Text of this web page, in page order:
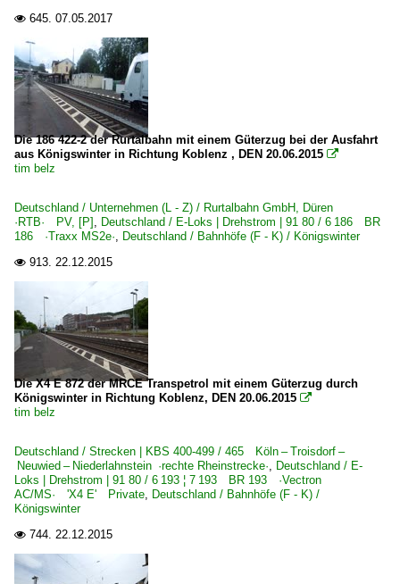
6 120 BR 120.1
6 152 BR 152 ·ES 64 F·
6 182 BR 182 ·ES 64 U2· Private
6 185 BR 185 ·Traxx AC1/2·
6 186 BR 186 ·Traxx MS2e·
6 187 BR 187 ·Traxx AC3·
E-Loks | konventionell
1142 BR 1142 ex ÖBB
Elektrotriebzüge | 94 80
0 425 BR 425 'Quietschie'
RB-, RE-Linien in NRW
RE 8 ·Rhein-Erft-Express·
Regionalzüge (Bundesländer)
Nordrhein-Westfalen
Strecken | KBS 400-499
465 Köln – Troisdorf – Neuwied – Niederlahnstein ·rechte
 645. 07.05.2017
Die 186 422-2 der Rurtalbahn mit einem Güterzug bei der Ausfahrt
aus Königswinter in Richtung Koblenz , DEN 20.06.2015 
tim belz
Deutschland / Unternehmen (L - Z) / Rurtalbahn GmbH, Düren
·RTB· PV, [P] , Deutschland / E-Loks | Drehstrom | 91 80 / 6 186 BR
186 ·Traxx MS2e·, Deutschland / Bahnhöfe (F - K) / Königswinter
 913. 22.12.2015
Die X4 E 872 der MRCE Transpetrol mit einem Güterzug durch
Königswinter in Richtung Koblenz, DEN 20.06.2015 
tim belz
Deutschland / Strecken | KBS 400-499 / 465 Köln – Troisdorf –
Neuwied – Niederlahnstein ·rechte Rheinstrecke·, Deutschland / E-
Loks | Drehstrom | 91 80 / 6 193 ¦ 7 193 BR 193 ·Vectron
AC/MS· 'X4 E' Private, Deutschland / Bahnhöfe (F - K) /
Königswinter
 744. 22.12.2015